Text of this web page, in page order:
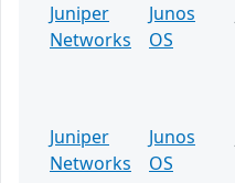
Juniper
Networks
Junos
OS
Juniper
Networks
Junos
OS